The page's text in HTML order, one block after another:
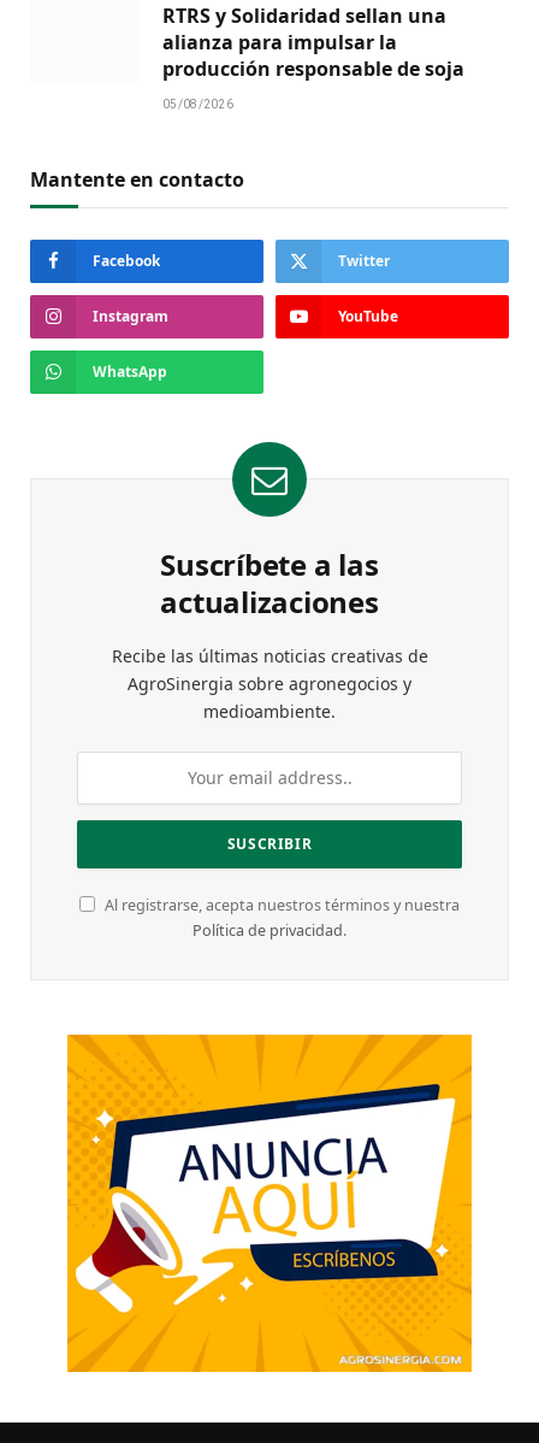
RTRS y Solidaridad sellan una
alianza para impulsar la
producción responsable de soja
05/08/2026
Mantente en contacto
Facebook Twitter
Instagram YouTube
WhatsApp
Suscríbete a las
actualizaciones
Recibe las últimas noticias creativas de
AgroSinergia sobre agronegocios y
medioambiente.
Al registrarse, acepta nuestros términos y nuestra
Política de privacidad.